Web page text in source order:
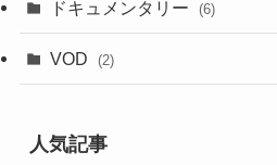
ドキュメンタリー (6)
VOD (2)
人気記事